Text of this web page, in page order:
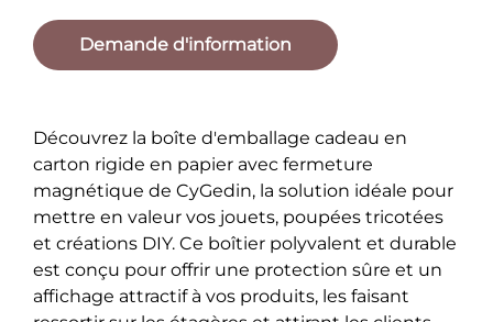
Demande d'information
Découvrez la boîte d'emballage cadeau en
carton rigide en papier avec fermeture
magnétique de CyGedin, la solution idéale pour
mettre en valeur vos jouets, poupées tricotées
et créations DIY. Ce boîtier polyvalent et durable
est conçu pour offrir une protection sûre et un
affichage attractif à vos produits, les faisant